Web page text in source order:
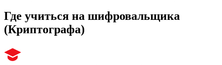
Где учиться на шифровальщика
(Криптографа)